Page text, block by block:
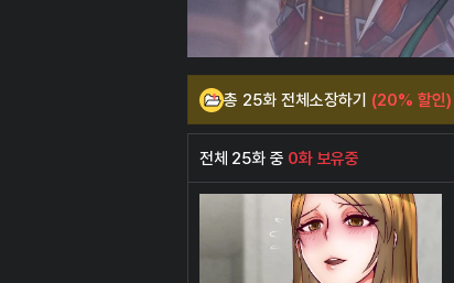
총 25화 전체소장하기 (20% 할인)
전체 25화 중 0화 보유중